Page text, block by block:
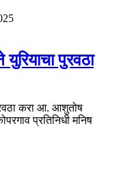
पुरवठा
करा आ. आशुतोष
प्रतिनिधी मनिष